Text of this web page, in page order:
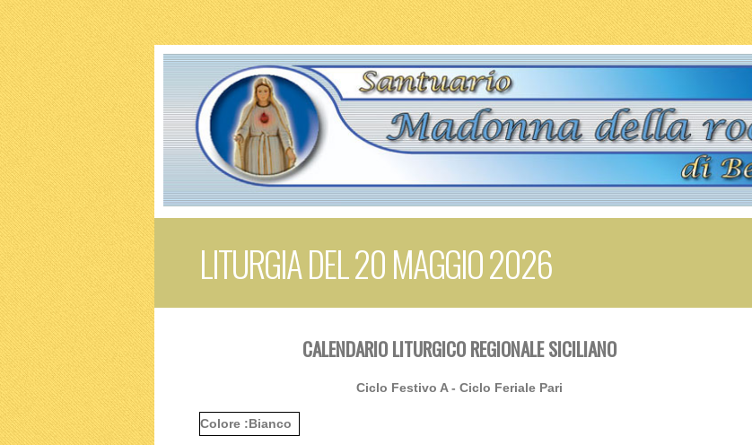
LITURGIA DEL 20 MAGGIO 2026
CALENDARIO LITURGICO REGIONALE SICILIANO
Ciclo Festivo A - Ciclo Feriale Pari
Colore :Bianco